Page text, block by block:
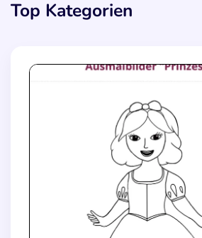
Top Kategorien